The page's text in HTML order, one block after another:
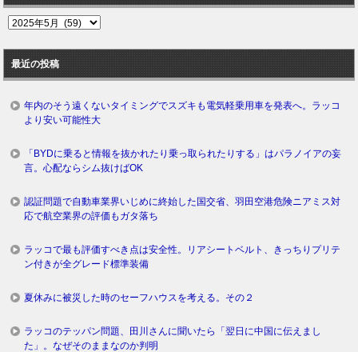
過
ロ
グ
最近の投稿
年内のそう遠くないタイミングでスズキも電気軽乗用車を発表へ。ラッコ
より安い可能性大
「BYDに乗ると情報を抜かれたり乗っ取られたりする」はパラノイアの妄
言。心配ならシム抜けばOK
認証問題で自動車業界いじめに終始した国交省、羽田空港危険ニアミス対
応で航空業界の評価もガタ落ち
ラッコで最も評価すべき点は安全性。リアシートベルト、きっちりプリテ
ン付きが全グレード標準装備
夏休みに被災した時のセーフハウスを考える。その２
ラッコのテッパン問題、田川さんに聞いたら「翌日に中国に伝えまし
た」。なぜそのままなのか判明